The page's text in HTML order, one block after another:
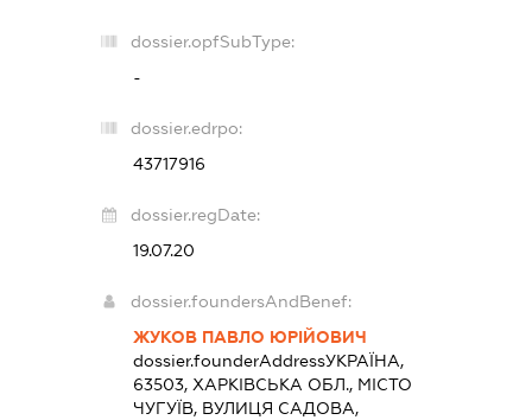
dossier.opfSubType:
-
dossier.edrpo:
43717916
dossier.regDate:
19.07.20
dossier.foundersAndBenef:
ЖУКОВ ПАВЛО ЮРІЙОВИЧ
dossier.founderAddressУКРАЇНА,
63503, ХАРКІВСЬКА ОБЛ., МІСТО
ЧУГУЇВ, ВУЛИЦЯ САДОВА,